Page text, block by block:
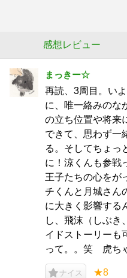
感想レビュー
まっきー☆
再読、3周目。い
に、唯一絡みのな
の立ち位置や将来
できて、思わず一
る。そしてちょっ
に！涼くんも参戦
王子たちの心をが
チくんと月城さん
に大きく影響する
し、飛沫（しぶき
イドストーリーも
って。。笑 虎ち
ナイス ★8